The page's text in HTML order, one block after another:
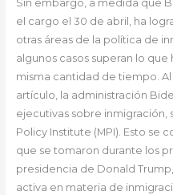
Sin embargo, a medida que
el cargo el 30 de abril, ha
otras áreas de la política de
algunos casos superan lo
misma cantidad de tiempo.
artículo, la administración
ejecutivas sobre inmigración,
Policy Institute (MPI). Esto se
que se tomaron durante los
presidencia de Donald
activa en materia de